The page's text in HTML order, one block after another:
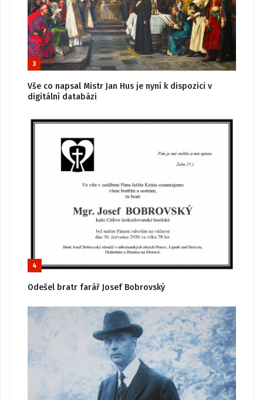
3
Vše co napsal Mistr Jan Hus je nyní k dispozici v
digitální databázi
4
Odešel bratr farář Josef Bobrovský